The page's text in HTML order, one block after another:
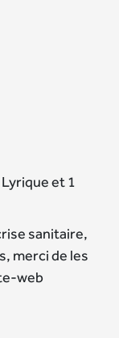
et 1
sanitaire,
merci de les
web